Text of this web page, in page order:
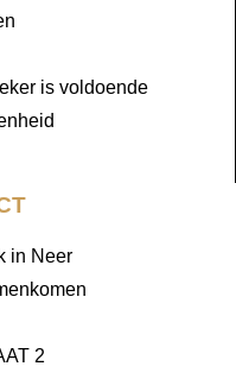
is voldoende
in Neer
2